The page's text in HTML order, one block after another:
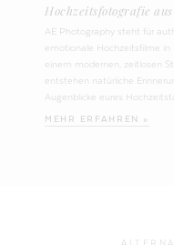
Hochzeitsfotografie
AE Photography steht für
emotionale Hochzeitsfilme in
einem modernen, zeitlosen
entstehen natürliche
Augenblicke eures
MEHR ERFAHREN »